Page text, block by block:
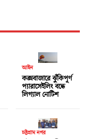
আইন
কক্সবাজারে ঝুঁকিপূর্ণ
প্যারাসেইলিং বন্ধে
লিগ্যাল নোটিশ
চট্টগ্রাম নগর